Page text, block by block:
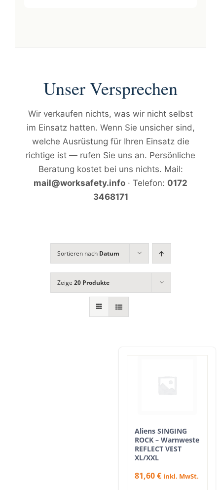
Unser Versprechen
Wir verkaufen nichts, was wir nicht selbst
im Einsatz hatten. Wenn Sie unsicher sind,
welche Ausrüstung für Ihren Einsatz die
richtige ist — rufen Sie uns an. Persönliche
Beratung kostet bei uns nichts. Mail:
mail@worksafety.info · Telefon: 0172
3468171
Sortieren nach Datum
Zeige 20 Produkte
Aliens SINGING
ROCK – Warnweste
REFLECT VEST
XL/XXL
81,60€ inkl. MwSt.